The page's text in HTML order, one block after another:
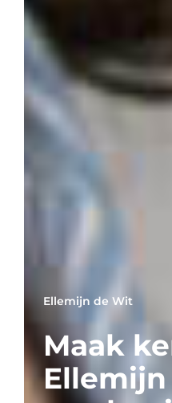
Ellemijn de Wit
Maak